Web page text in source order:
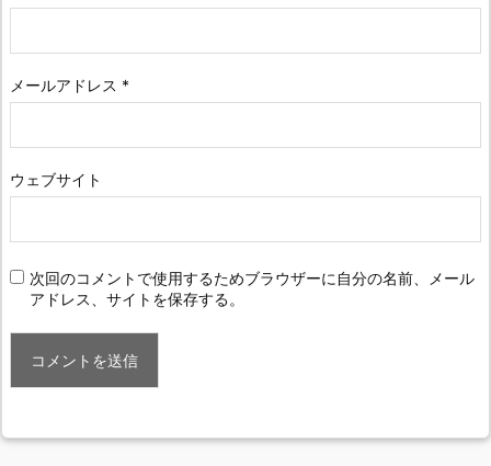
メールアドレス *
ウェブサイト
次回のコメントで使用するためブラウザーに自分の名前、メール
アドレス、サイトを保存する。